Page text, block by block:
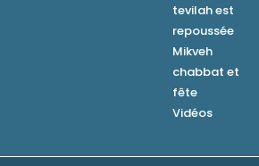
tevilah est
repoussée
Mikveh
chabbat et
fête
Vidéos